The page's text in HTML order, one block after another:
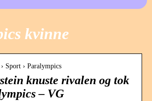
kvinne
Sport › Paralympics
knuste rivalen og tok
– VG